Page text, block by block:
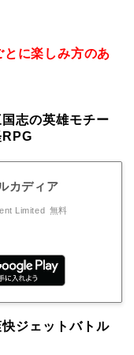
に楽しみ方のあ
志の英雄モチー
カディア
Limited 無料
ジェットバトル